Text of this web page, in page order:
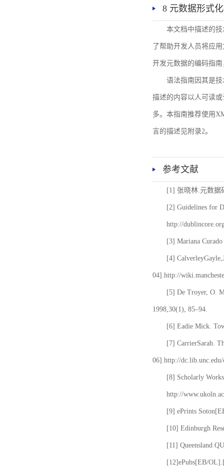
8 元数据形式
本文档中描述的
了帮助开发人员将应
开发元数据的编码指
语法指南因其是
描述的内容以人可读
多。本指南推荐使用
言的描述见附录2。
参考文献
[1] 张晓林.元数据
[2] Guidelines for
http://
[3] Mariana
[4]
04].http://
[5] De Troyer, O.
1998,30(1), 85–94.
[6] Eadie Mick.
[7] CarrierSarah.
06].http://
[8] Scholarly
http://
[9] ePrints
[10] Edinburgh
[11] Queensland
[12]ePubs[EB/